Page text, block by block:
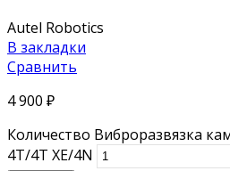
Autel Robotics
В закладки
Сравнить
4 900 ₽
Количество Виброразвязка
4T/4T XE/4N